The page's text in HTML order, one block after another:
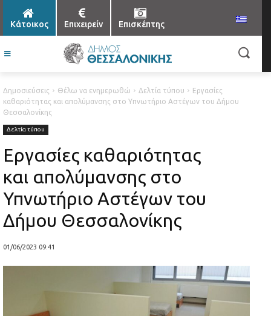
Κάτοικος Επιχειρείν Επισκέπτης
Δημοσιεύσεις Θέλω να ενημερωθώ Δελτία τύπου
Εργασίες
καθαριότητας και απολύμανσης στο Υπνωτήριο Αστέγων του Δήμου
Θεσσαλονίκης
Δελτία τύπου
Εργασίες καθαριότητας
και απολύμανσης στο
Υπνωτήριο Αστέγων του
Δήμου Θεσσαλονίκης
01/06/2023 09:41